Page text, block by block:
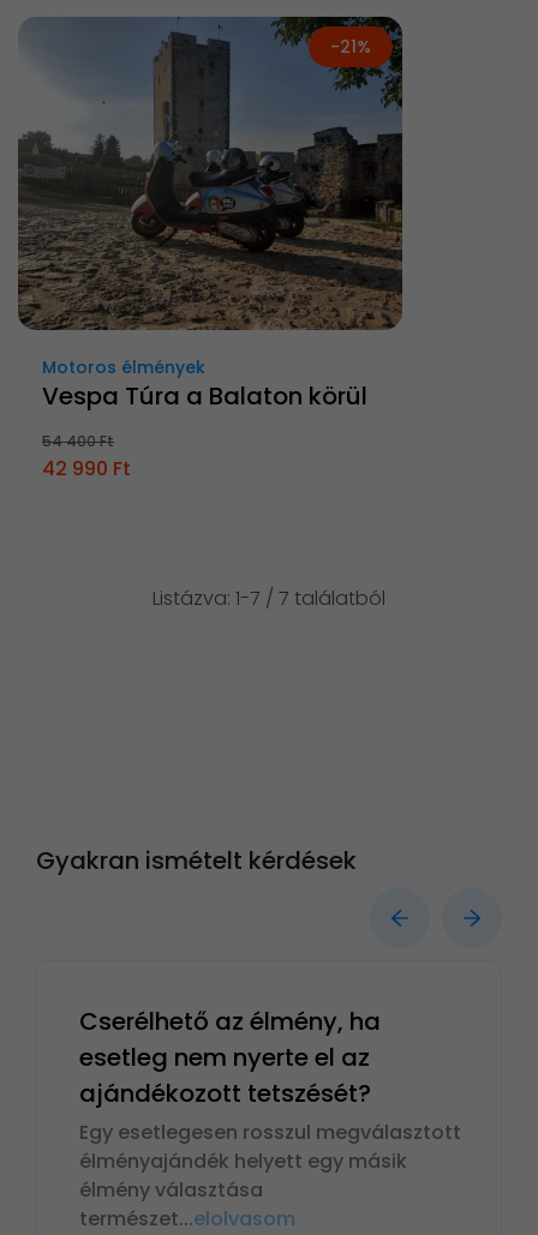
-21%
Motoros élmények
Vespa Túra a Balaton körül
54 400 Ft
42 990 Ft
Listázva: 1-7 / 7 találatból
Gyakran ismételt kérdések
Cserélhető az élmény, ha
esetleg nem nyerte el az
ajándékozott tetszését?
Egy esetlegesen rosszul megválasztott
élményajándék helyett egy másik
élmény választása
természet...elolvasom